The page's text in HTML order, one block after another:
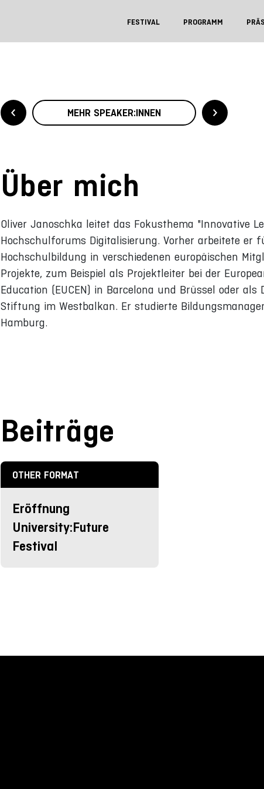
FESTIVAL PROGRAMM
MEHR SPEAKER:INNEN
Über mich
Oliver Janoschka leitet das Fokusthema "Innovative
Hochschulforums Digitalisierung. Vorher arbeitete er
Hochschulbildung in verschiedenen europäischen
Projekte, zum Beispiel als Projektleiter bei der
Education (EUCEN) in Barcelona und Brüssel oder
Stiftung im Westbalkan. Er studierte
Hamburg.
Beiträge
OTHER FORMAT
Eröffnung
University:Future
Festival